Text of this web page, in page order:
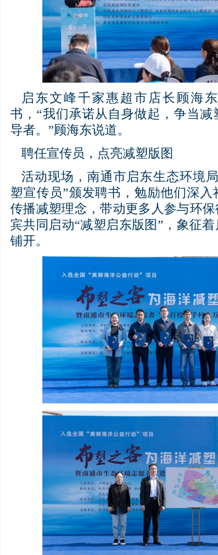
启东文峰千家惠超市店长顾海
书，“我们承诺从自身做起，争当
导者。”顾海东说道。
聘任宣传员，点亮减塑版图
活动现场，南通市启东生态环境
塑宣传员”颁发聘书，勉励他们深
传播减塑理念，带动更多人参与环
宾共同启动“减塑启东版图”，象征
铺开。